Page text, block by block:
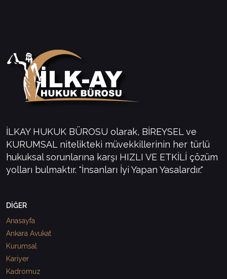
İLKAY HUKUK BÜROSU olarak, BİREYSEL ve
KURUMSAL nitelikteki müvekkillerinin her türlü
hukuksal sorunlarına karşı HIZLI VE ETKİLİ çözüm
yolları bulmaktır. "İnsanları İyi Yapan Yasalardır."
DİĞER
Anasayfa
Ankara Avukat
Kurumsal
Kariyer
Kadromuz